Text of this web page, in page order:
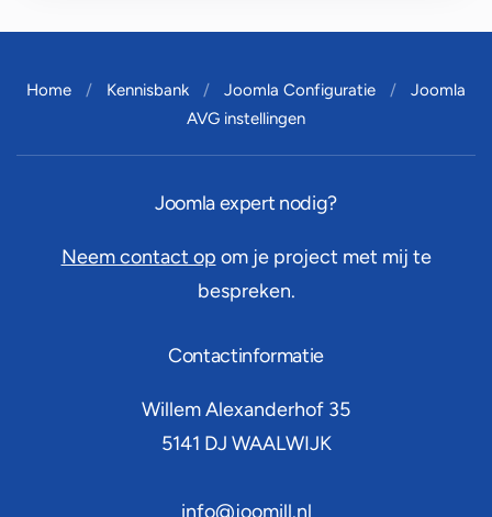
Home Kennisbank Joomla Configuratie
Joomla
AVG instellingen
Joomla expert nodig?
Neem contact op om je project met mij te
bespreken.
Contactinformatie
Willem Alexanderhof 35
5141 DJ WAALWIJK
info@joomill.nl